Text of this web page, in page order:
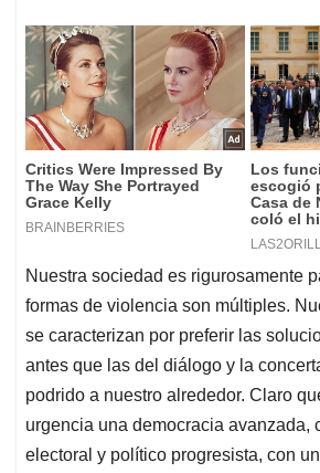
Nuestra sociedad es rigurosamente
formas de violencia son múltiples.
se caracterizan por preferir las
antes que las del diálogo y la
podrido a nuestro alrededor. Claro
urgencia una democracia avanzada,
electoral y político progresista, con